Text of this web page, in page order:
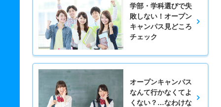
学部・学科選びで失
敗しない！オープン
キャンパス見どころ
チェック
オープンキャンパス
なんて行かなくてよ
くない？…なわけな